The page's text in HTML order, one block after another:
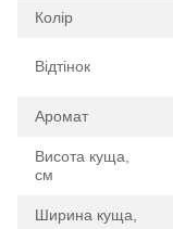
Колір
Відтінок
Аромат
Висота куща,
см
Ширина куща,